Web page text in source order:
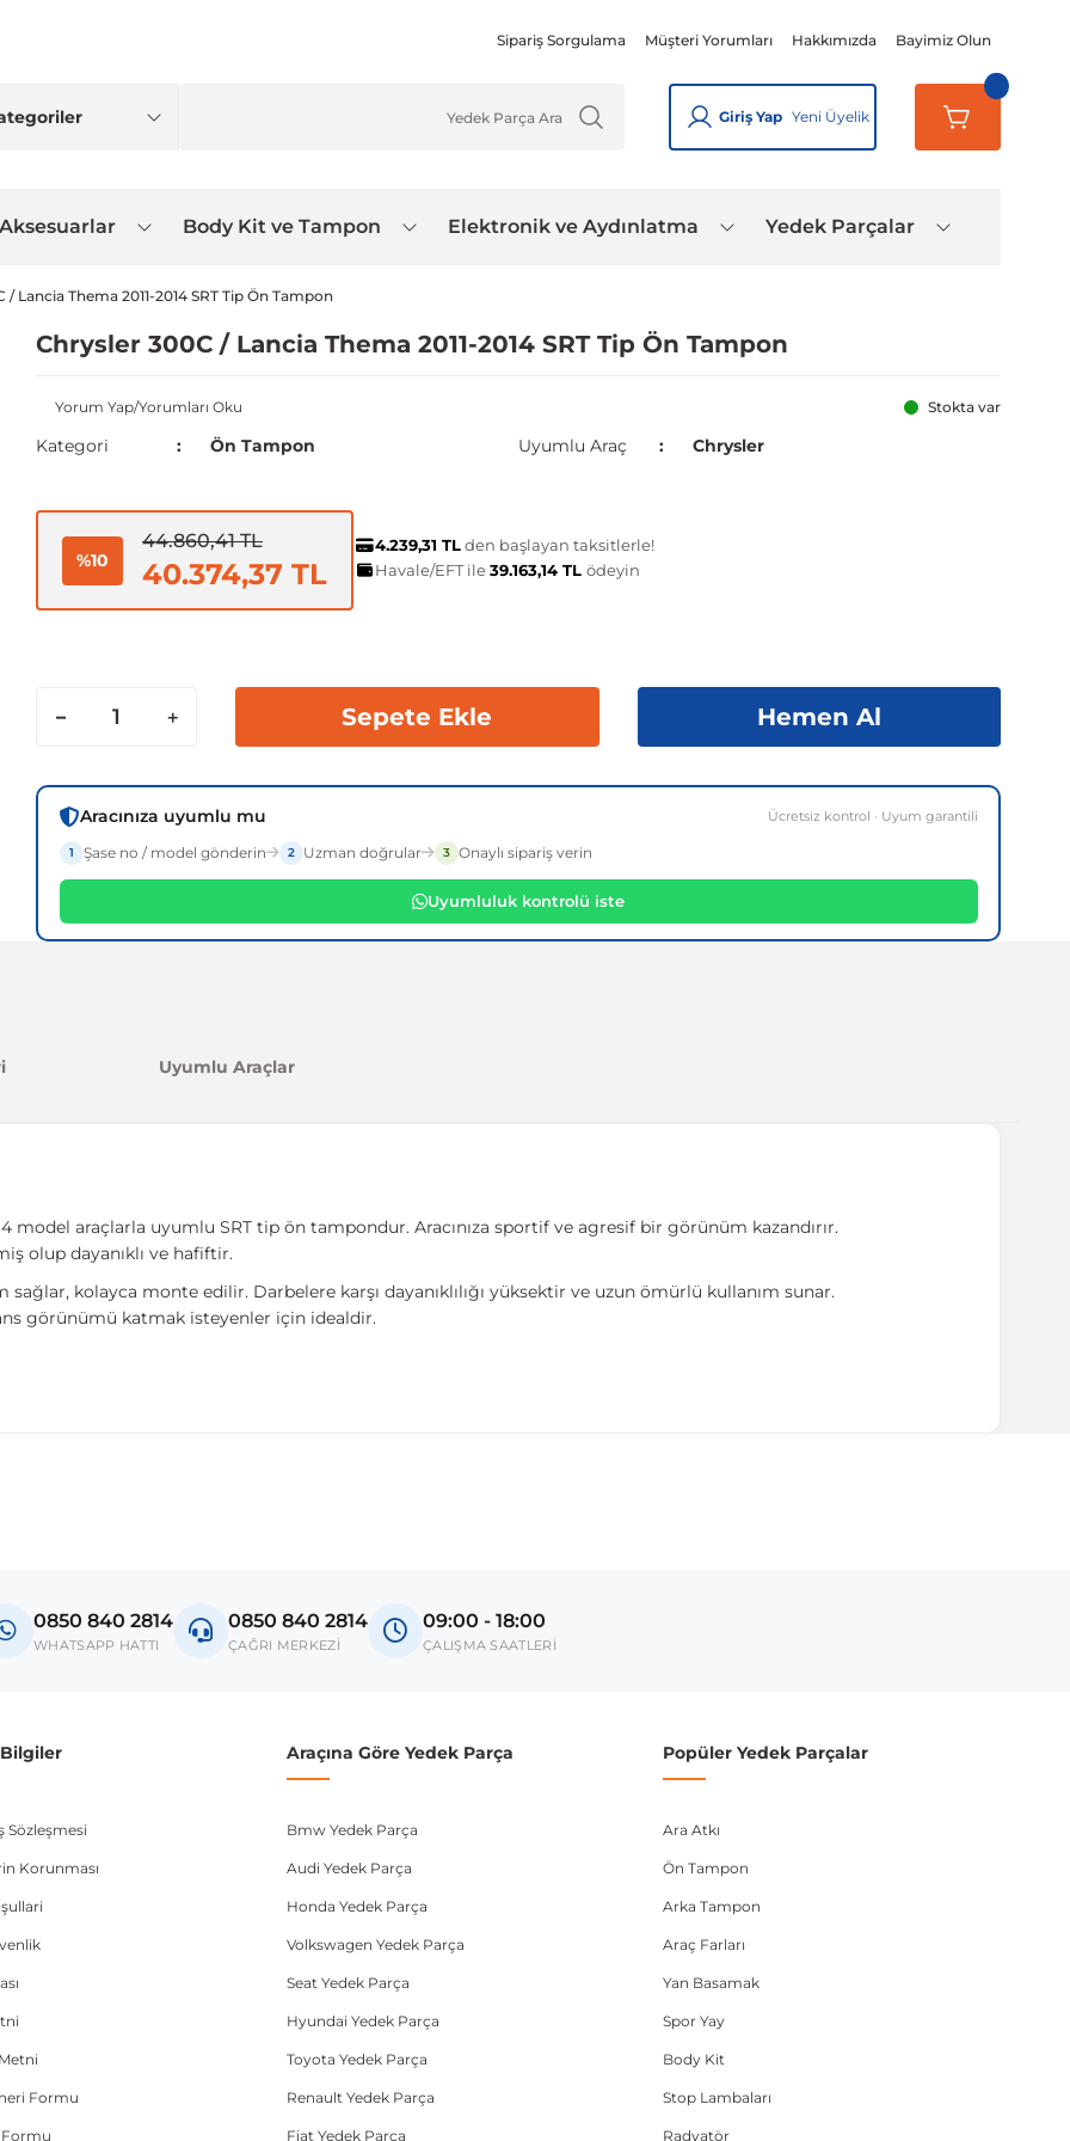
Sipariş Sorgulama Müşteri Yorumları Hakkımızda Bayimiz Olun
Giriş Yap Yeni Üyelik
Aksesuarlar Body Kit ve Tampon Elektronik ve Aydınlatma Yedek Parçalar
/ Lancia Thema 2011-2014 SRT Tip Ön Tampon
Chrysler 300C / Lancia Thema 2011-2014 SRT Tip Ön Tampon
Yorum Yap/Yorumları Oku Stokta var
Kategori Ön Tampon Uyumlu Araç Chrysler
%10
44.860,41 TL
40.374,37 TL
4.239,31 TLden başlayan taksitlerle!
Havale/EFT ile39.163,14 TL ödeyin
Sepete Ekle Hemen Al
Aracınıza uyumlu mu Ücretsiz kontrol · Uyum garantili
1 Şase no / model gönderin 2 Uzman doğrular 3 Onaylı sipariş verin
Uyumluluk kontrolü iste
Uyumlu Araçlar
model araçlarla uyumlu SRT tip ön tampondur. Aracınıza sportif ve agresif bir görünüm kazandırır.
olup dayanıklı ve hafiftir.
kolayca monte edilir. Darbelere karşı dayanıklılığı yüksektir ve uzun ömürlü kullanım sunar.
görünümü katmak isteyenler için idealdir.
Thema
0850 840 2814
WHATSAPP HATTI
0850 840 2814
ÇAĞRI MERKEZİ
09:00 - 18:00
ÇALIŞMA SAATLERİ
Sözleşmesi
Korunması
Formu
Formu
Araçına Göre Yedek Parça
Bmw Yedek Parça
Audi Yedek Parça
Honda Yedek Parça
Volkswagen Yedek Parça
Seat Yedek Parça
Hyundai Yedek Parça
Toyota Yedek Parça
Renault Yedek Parça
Fiat Yedek Parça
Popüler Yedek Parçalar
Ara Atkı
Ön Tampon
Arka Tampon
Araç Farları
Yan Basamak
Spor Yay
Body Kit
Stop Lambaları
Radyatör